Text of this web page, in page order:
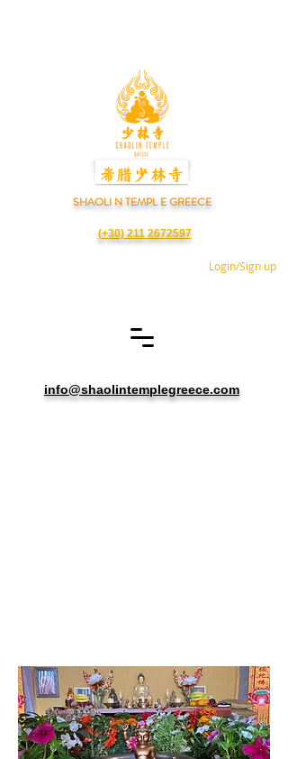
SHAOLI N TEMPL E GREECE
(+30) 211 2672597
Login/Sign up
info@shaolintemplegreece.com